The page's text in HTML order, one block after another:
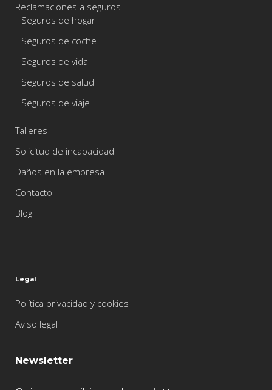
Reclamaciones a seguros
Seguros de hogar
Seguros de coche
Seguros de vida
Seguros de salud
Seguros de viaje
Talleres
Solicitud de incapacidad
Daños en la empresa
Contacto
Blog
Legal
Política privacidad y cookies
Aviso legal
Newsletter